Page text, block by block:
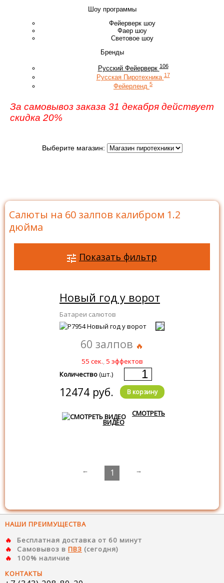
Шоу программы
Фейерверк шоу
Фаер шоу
Световое шоу
Бренды
Русский Фейерверк 106
Русская Пиротехника 17
Фейерленд 5
За самовывоз заказа 31 декабря действует
скидка 20%
Выберите магазин:
Салюты на 60 залпов калибром 1.2
дюйма
Показать фильтр
Новый год у ворот
Батареи салютов
60 залпов
55 сек., 5 эффектов
Количество(шт.)
12474 руб. В корзину
СМОТРЕТЬ
ВИДЕО
← 1 →
НАШИ ПРЕИМУЩЕСТВА
Бесплатная доставка от 60 минут
Самовывоз в ПВЗ (сегодня)
100% наличие
КОНТАКТЫ